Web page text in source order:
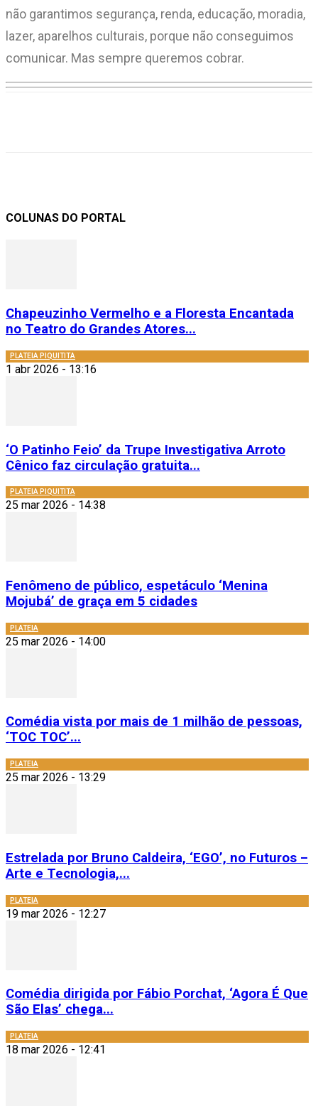
não garantimos segurança, renda, educação, moradia,
lazer, aparelhos culturais, porque não conseguimos
comunicar. Mas sempre queremos cobrar.
COLUNAS DO PORTAL
Chapeuzinho Vermelho e a Floresta Encantada
no Teatro do Grandes Atores...
PLATEIA PIQUITITA
1 abr 2026 - 13:16
‘O Patinho Feio’ da Trupe Investigativa Arroto
Cênico faz circulação gratuita...
PLATEIA PIQUITITA
25 mar 2026 - 14:38
Fenômeno de público, espetáculo ‘Menina
Mojubá’ de graça em 5 cidades
PLATEIA
25 mar 2026 - 14:00
Comédia vista por mais de 1 milhão de pessoas,
‘TOC TOC’...
PLATEIA
25 mar 2026 - 13:29
Estrelada por Bruno Caldeira, ‘EGO’, no Futuros –
Arte e Tecnologia,...
PLATEIA
19 mar 2026 - 12:27
Comédia dirigida por Fábio Porchat, ‘Agora É Que
São Elas’ chega...
PLATEIA
18 mar 2026 - 12:41